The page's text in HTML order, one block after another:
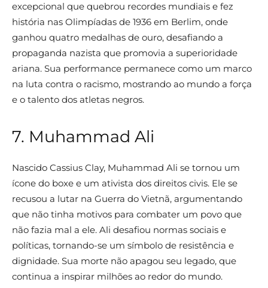
excepcional que quebrou recordes mundiais e fez
história nas Olimpíadas de 1936 em Berlim, onde
ganhou quatro medalhas de ouro, desafiando a
propaganda nazista que promovia a superioridade
ariana. Sua performance permanece como um marco
na luta contra o racismo, mostrando ao mundo a força
e o talento dos atletas negros.
7. Muhammad Ali
Nascido Cassius Clay, Muhammad Ali se tornou um
ícone do boxe e um ativista dos direitos civis. Ele se
recusou a lutar na Guerra do Vietnã, argumentando
que não tinha motivos para combater um povo que
não fazia mal a ele. Ali desafiou normas sociais e
políticas, tornando-se um símbolo de resistência e
dignidade. Sua morte não apagou seu legado, que
continua a inspirar milhões ao redor do mundo.